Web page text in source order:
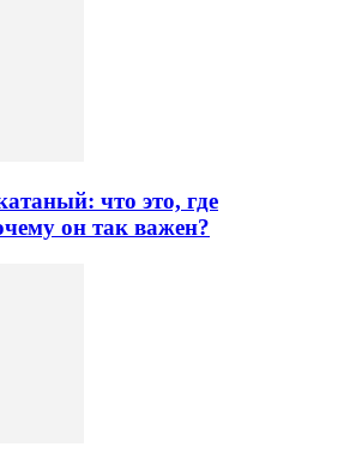
что это, где
он так важен?